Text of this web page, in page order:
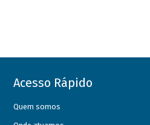
Acesso Rápido
Quem somos